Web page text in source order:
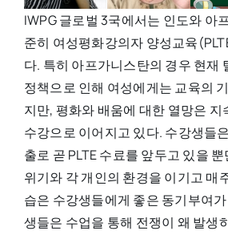
IWPG 글로벌 3국에서는 인도와 아
준히 여성평화강의자 양성교육
다. 특히 아프가니스탄의 경우 현재
정책으로 인해 여성에게는 교육의
지만, 평화와 배움에 대한 열망은 지
수강으로 이어지고 있다. 수강생들
출로 곧 PLTE 수료를 앞두고 있을
위기와 각 개인의 환경을 이기고 매
습은 수강생들에게 좋은 동기부여
생들은 수업을 통해 전쟁이 왜 발생